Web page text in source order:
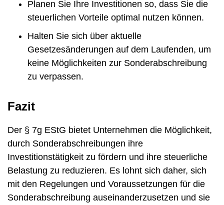
Planen Sie Ihre Investitionen so, dass Sie die
steuerlichen Vorteile optimal nutzen können.
Halten Sie sich über aktuelle
Gesetzesänderungen auf dem Laufenden, um
keine Möglichkeiten zur Sonderabschreibung
zu verpassen.
Fazit
Der § 7g EStG bietet Unternehmen die Möglichkeit,
durch Sonderabschreibungen ihre
Investitionstätigkeit zu fördern und ihre steuerliche
Belastung zu reduzieren. Es lohnt sich daher, sich
mit den Regelungen und Voraussetzungen für die
Sonderabschreibung auseinanderzusetzen und sie